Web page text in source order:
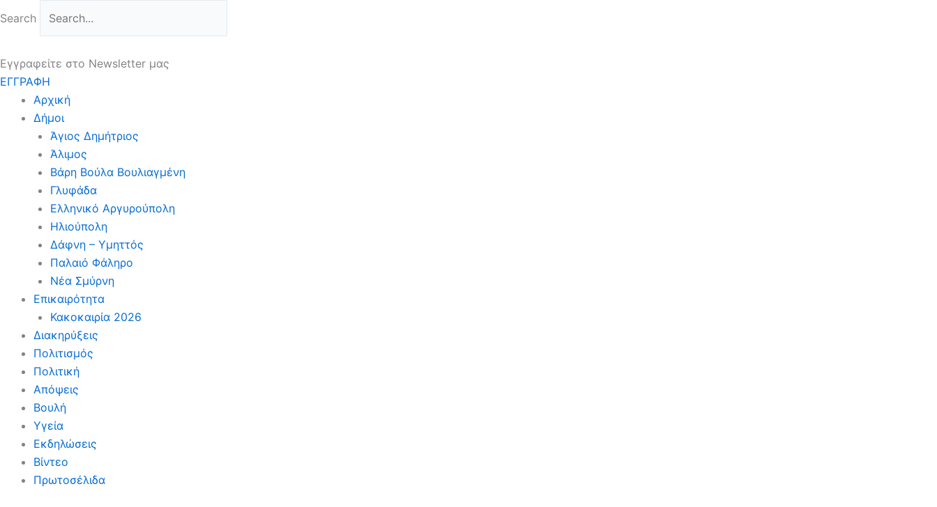
στο
Search
Εγγραφείτε στο Newsletter μας
ΕΓΓΡΑΦΗ
Αρχική
Δήμοι
Άγιος Δημήτριος
Άλιμος
Βάρη Βούλα Βουλιαγμένη
Γλυφάδα
Ελληνικό Αργυρούπολη
Ηλιούπολη
Δάφνη – Υμηττός
Παλαιό Φάληρο
Νέα Σμύρνη
Επικαιρότητα
Κακοκαιρία 2026
Διακηρύξεις
Πολιτισμός
Πολιτική
Απόψεις
Βουλή
Υγεία
Εκδηλώσεις
Βίντεο
Πρωτοσέλιδα